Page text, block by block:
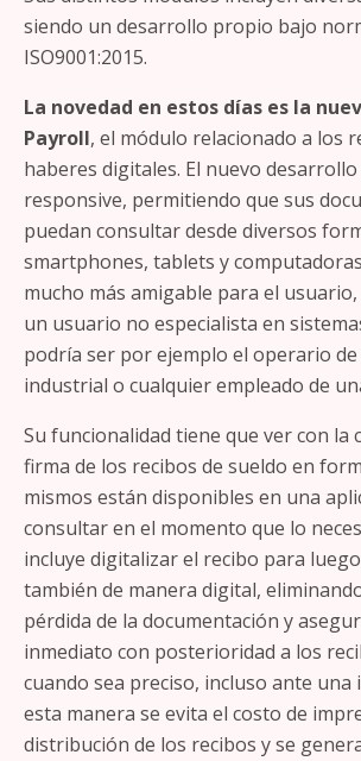
siendo un desarrollo propio bajo
ISO9001:2015.
La novedad en estos días es la
Payroll, el módulo relacionado a los
haberes digitales. El nuevo desarrollo
responsive, permitiendo que sus
puedan consultar desde diversos
smartphones, tablets y
mucho más amigable para el
un usuario no especialista en
podría ser por ejemplo el operario
industrial o cualquier empleado de
Su funcionalidad tiene que ver con la
firma de los recibos de sueldo en
mismos están disponibles en una
consultar en el momento que lo
incluye digitalizar el recibo para
también de manera digital,
pérdida de la documentación y
inmediato con posterioridad a los
cuando sea preciso, incluso ante una
esta manera se evita el costo de
distribución de los recibos y se